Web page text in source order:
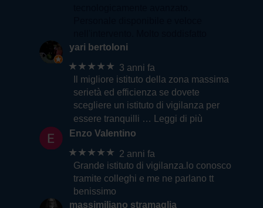
yari bertoloni
★★★★★ 3 anni fa
Il migliore istituto della zona massima
serietà ed efficienza se dovete
scegliere un istituto di vigilanza per
essere tranquilli … Leggi di più
Enzo Valentino
★★★★★ 2 anni fa
Grande istituto di vigilanza.lo conosco
tramite colleghi e me ne parlano tt
benissimo
massimiliano stramaglia